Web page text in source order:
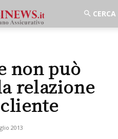
non può
relazione
2013